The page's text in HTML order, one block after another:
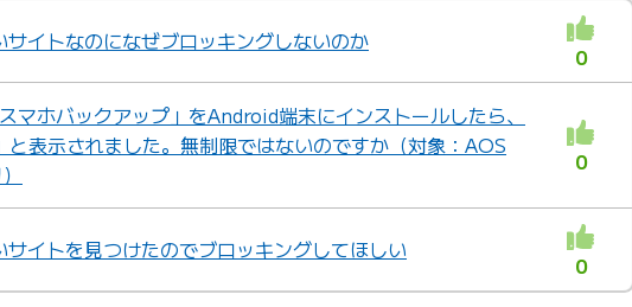
サイトなのになぜブロッキングしないのか
0
マホバックアップ」をAndroid端末にインストールしたら、
と表示されました。無制限ではないのですか（対象：AOS
0
サイトを見つけたのでブロッキングしてほしい
0